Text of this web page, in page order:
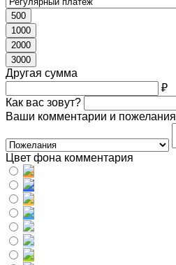
500
1000
2000
3000
Другая сумма
₽
Как вас зовут?
Ваши комментарии и пожелания
Цвет фона комментария